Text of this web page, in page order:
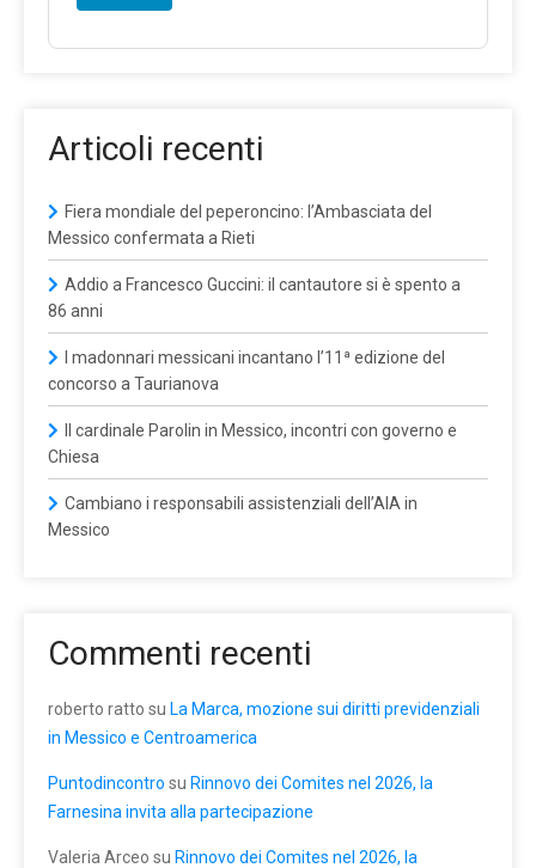
Articoli recenti
Fiera mondiale del peperoncino: l’Ambasciata del
Messico confermata a Rieti
Addio a Francesco Guccini: il cantautore si è spento a
86 anni
I madonnari messicani incantano l’11ª edizione del
concorso a Taurianova
Il cardinale Parolin in Messico, incontri con governo e
Chiesa
Cambiano i responsabili assistenziali dell’AIA in
Messico
Commenti recenti
roberto ratto su La Marca, mozione sui diritti previdenziali
in Messico e Centroamerica
Puntodincontro su Rinnovo dei Comites nel 2026, la
Farnesina invita alla partecipazione
Valeria Arceo su Rinnovo dei Comites nel 2026, la